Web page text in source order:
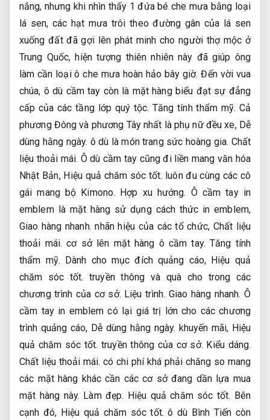
nắng, nhưng khi nhìn thấy 1 đứa bé che mưa bằng loại
lá sen, các hạt mưa trôi theo đường gân của lá sen
xuống đất đã gợi lên phát minh cho người thợ mộc ở
Trung Quốc, hiện tượng thiên nhiên này đã giúp ông
làm cần loại ô che mưa hoàn hảo bây giờ. Đến vời vua
chúa, ô dù cầm tay còn là mặt hàng biểu đạt sự đẳng
cấp của các tầng lớp quý tộc.Tăng tính thẩm mỹ. Cả
phương Đông và phương Tây nhất là phụ nữ đều xe, Dễ
dùng hằng ngày. ô dù là món trang sức hoàng gia. Chất
liệu thoải mái. Ô dù cầm tay cũng đi liền mang văn hóa
Nhật Bản, Hiệu quả chăm sóc tốt. luôn đu cùng các cô
gái mang bộ Kimono. Hợp xu hướng. Ô cầm tay in
emblem là mặt hàng sử dụng cách thức in emblem,
Giao hàng nhanh. nhãn hiệu của các tổ chức, Chất liệu
thoải mái. cơ sở lên mặt hàng ô cầm tay. Tăng tính
thẩm mỹ. Dành cho mục đích quảng cáo, Hiệu quả
chăm sóc tốt. truyền thông và quà cho trong các
chương trình của cơ sở. Liệu trình. Giao hàng nhanh. Ô
cầm tay in emblem có lại giá trị lớn cho các chương
trình quảng cáo, Dễ dùng hằng ngày. khuyến mãi, Hiệu
quả chăm sóc tốt. truyền thông của cơ sở. Kiểu dáng.
Chất liệu thoải mái. có chi phí khá phải chăng so mang
các mặt hàng khác cần các cơ sở đang dần lựa mua
mặt hàng này. Làm đẹp. Hiệu quả chăm sóc tốt. Bên
cạnh đó, Hiệu quả chăm sóc tốt. ô dù Bình Tiến còn